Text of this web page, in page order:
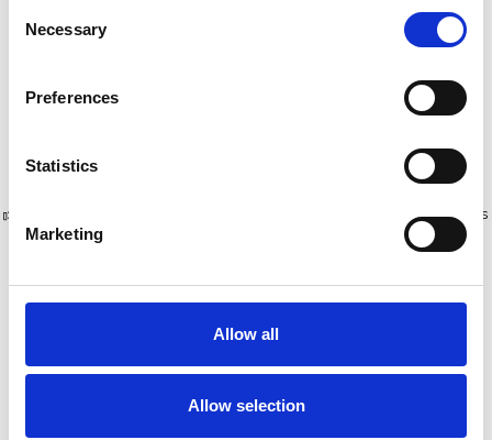
Selection
Necessary
Preferences
Statistics
Marketing
Allow all
Allow selection
SuperPRO
marches BT-7 ASC
Livraison gratuite aux Pays-Bas
et en Belgique